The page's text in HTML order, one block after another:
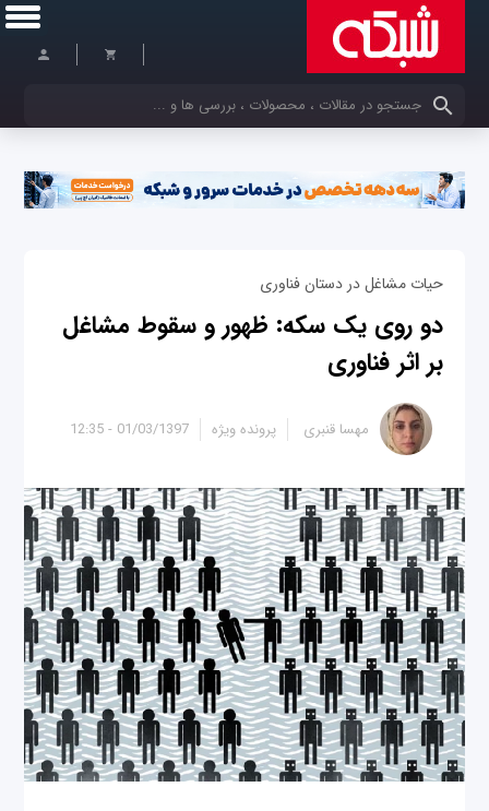
کلمات کلیدی خود را وارد کنید
حیات مشاغل در دستان فناوری
دو روی یک سکه: ظهور و سقوط مشاغل
بر اثر فناوری
01/03/1397 - 12:35 مهسا قنبری پرونده ویژه